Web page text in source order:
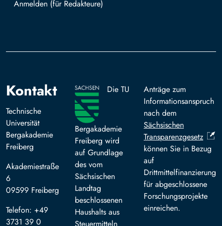
Mit TUBAF Login anmelden
Kontakt
Technische
Universität
Bergakademie
Freiberg
Akademiestraße
6
09599 Freiberg
Telefon: +49
3731 39 0
Die TU
Bergakademie
Freiberg wird
auf Grundlage
des vom
Sächsischen
Landtag
beschlossenen
Haushalts aus
Anträge zum
Informationsanspruch
nach dem
Sächsischen
Transparenzgesetz
können Sie in Bezug
auf
Drittmittelfinanzierung
für abgeschlossene
Forschungsprojekte
einreichen.